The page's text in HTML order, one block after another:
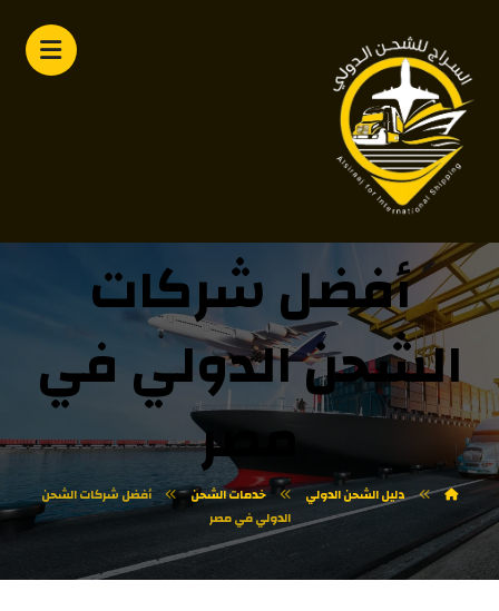
أفضل شركات
الشحن الدولي في
مصر
دليل الشحن الدولي خدمات الشحن
أفضل شركات الشحن
الدولي في مصر